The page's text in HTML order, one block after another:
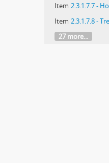
Item 2.3.1.7.7 -
Item 2.3.1.7.8 -
27 more...